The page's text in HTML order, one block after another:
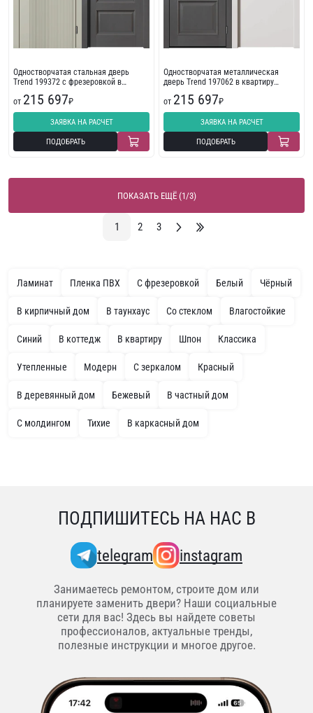
Одностворчатая стальная дверь
Trend 199372 с фрезеровкой в
от 215 697₽
ЗАЯВКА НА РАСЧЕТ
ПОДОБРАТЬ
Одностворчатая металлическая
дверь Trend 197062 в квартиру
от 215 697₽
ЗАЯВКА НА РАСЧЕТ
ПОДОБРАТЬ
ПОКАЗАТЬ ЕЩЁ (1/3)
1 2 3
Ламинат Пленка ПВХ С фрезеровкой Белый Чёрный
В кирпичный дом В таунхаус Со стеклом Влагостойкие
Синий В коттедж В квартиру Шпон Классика
Утепленные Модерн С зеркалом Красный
В деревянный дом Бежевый В частный дом
С молдингом Тихие В каркасный дом
ПОДПИШИТЕСЬ НА НАС В
telegram instagram
Занимаетесь ремонтом, строите дом или
планируете заменить двери? Наши социальные
сети для вас! Здесь вы найдете советы
профессионалов, актуальные тренды,
полезные инструкции и многое другое.